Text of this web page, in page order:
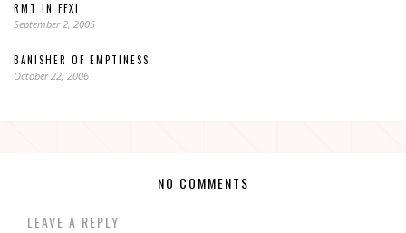
RMT IN FFXI
September 2, 2005
BANISHER OF EMPTINESS
October 22, 2006
NO COMMENTS
LEAVE A REPLY